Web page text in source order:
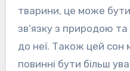
тварини, це може
зв’язку з природою
до неї. Також цей
повинні бути більш